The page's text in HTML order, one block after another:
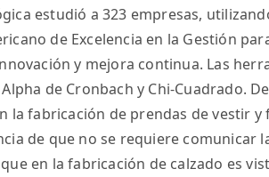
estudió a 323 empresas,
de Excelencia en la Gestión
y mejora continua. Las
de Cronbach y Chi-Cuadrado.
la fabricación de prendas de vestir
de que no se requiere comunicar
en la fabricación de calzado es